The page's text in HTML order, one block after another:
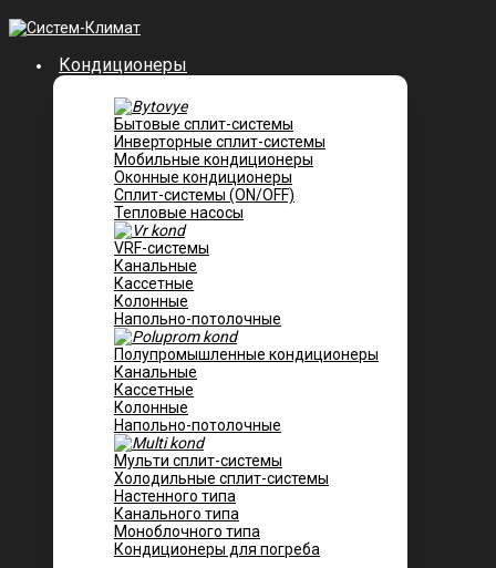
Кондиционеры
Бытовые сплит-системы
Инверторные сплит-системы
Мобильные кондиционеры
Оконные кондиционеры
Сплит-системы (ON/OFF)
Тепловые насосы
VRF-системы
Канальные
Касcетные
Колонные
Напольно-потолочные
Полупромышленные кондиционеры
Канальные
Кассетные
Колонные
Напольно-потолочные
Мульти сплит-системы
Холодильные сплит-системы
Настенного типа
Канального типа
Моноблочного типа
Кондиционеры для погреба